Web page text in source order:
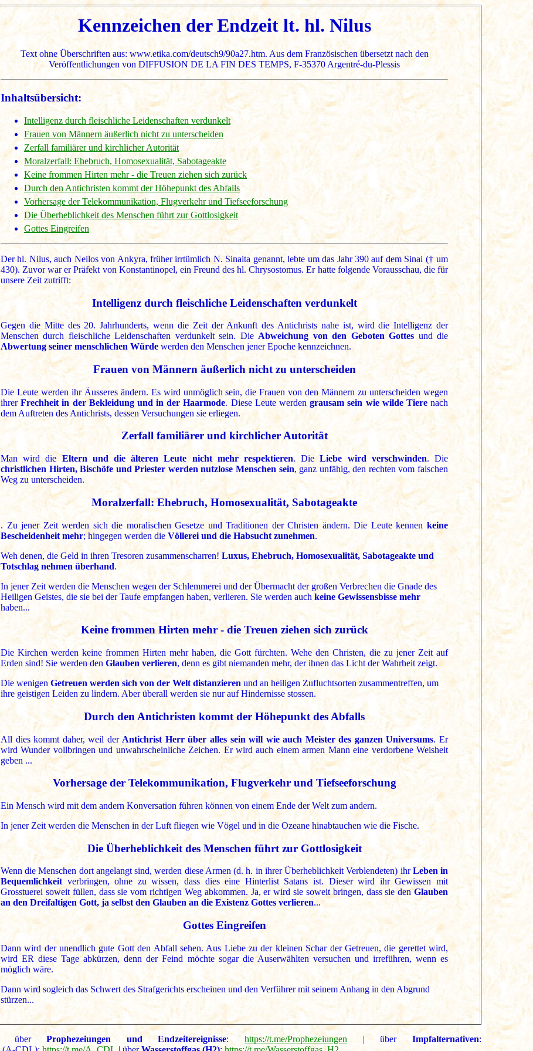
Kennzeichen der Endzeit lt. hl. Nilus
Text ohne Überschriften aus: www.etika.com/deutsch9/90a27.htm. Aus dem Französischen übersetzt nach den
Veröffentlichungen von DIFFUSION DE LA FIN DES TEMPS, F-35370 Argentré-du-Plessis
Inhaltsübersicht:
Intelligenz durch fleischliche Leidenschaften verdunkelt
Frauen von Männern äußerlich nicht zu unterscheiden
Zerfall familiärer und kirchlicher Autorität
Moralzerfall: Ehebruch, Homosexualität, Sabotageakte
Keine frommen Hirten mehr - die Treuen ziehen sich zurück
Durch den Antichristen kommt der Höhepunkt des Abfalls
Vorhersage der Telekommunikation, Flugverkehr und Tiefseeforschung
Die Überheblichkeit des Menschen führt zur Gottlosigkeit
Gottes Eingreifen
Der hl. Nilus, auch Neilos von Ankyra, früher irrtümlich N. Sinaita genannt, lebte um das Jahr 390 auf dem Sinai († um
430). Zuvor war er Präfekt von Konstantinopel, ein Freund des hl. Chrysostomus. Er hatte folgende Vorausschau, die für
unsere Zeit zutrifft:
Intelligenz durch fleischliche Leidenschaften verdunkelt
Gegen die Mitte des 20. Jahrhunderts, wenn die Zeit der Ankunft des Antichrists nahe ist, wird die Intelligenz der
Menschen durch fleischliche Leidenschaften verdunkelt sein. Die Abweichung von den Geboten Gottesund die
Abwertung seiner menschlichen Würde werden den Menschen jener Epoche kennzeichnen.
Frauen von Männern äußerlich nicht zu unterscheiden
Die Leute werden ihr Äusseres ändern. Es wird unmöglich sein, die Frauen von den Männern zu unterscheiden wegen
ihrerFrechheit in der Bekleidung und in der Haarmode. Diese Leute werdengrausam sein wie wilde Tierenach
dem Auftreten des Antichrists, dessen Versuchungen sie erliegen.
Zerfall familiärer und kirchlicher Autorität
Man wird dieEltern und die älteren Leute nicht mehr respektieren. DieLiebe wird verschwinden. Die
christlichen Hirten, Bischöfe und Priester werden nutzlose Menschen sein, ganz unfähig, den rechten vom falschen
Weg zu unterscheiden.
Moralzerfall: Ehebruch, Homosexualität, Sabotageakte
. Zu jener Zeit werden sich die moralischen Gesetze und Traditionen der Christen ändern. Die Leute kennen keine
Bescheidenheit mehr; hingegen werden die Völlerei und die Habsucht zunehmen.
Weh denen, die Geld in ihren Tresoren zusammenscharren!Luxus, Ehebruch, Homosexualität, Sabotageakte und
Totschlag nehmen überhand.
In jener Zeit werden die Menschen wegen der Schlemmerei und der Übermacht der großen Verbrechen die Gnade des
Heiligen Geistes, die sie bei der Taufe empfangen haben, verlieren. Sie werden auch keine Gewissensbisse mehr
haben...
Keine frommen Hirten mehr - die Treuen ziehen sich zurück
Die Kirchen werden keine frommen Hirten mehr haben, die Gott fürchten. Wehe den Christen, die zu jener Zeit auf
Erden sind! Sie werden den Glauben verlieren, denn es gibt niemanden mehr, der ihnen das Licht der Wahrheit zeigt.
Die wenigen Getreuen werden sich von der Welt distanzierenund an heiligen Zufluchtsorten zusammentreffen, um
ihre geistigen Leiden zu lindern. Aber überall werden sie nur auf Hindernisse stossen.
Durch den Antichristen kommt der Höhepunkt des Abfalls
All dies kommt daher, weil der Antichrist Herr über alles sein will wie auch Meister des ganzen Universums. Er
wird Wunder vollbringen und unwahrscheinliche Zeichen. Er wird auch einem armen Mann eine verdorbene Weisheit
geben ...
Vorhersage der Telekommunikation, Flugverkehr und Tiefseeforschung
Ein Mensch wird mit dem andern Konversation führen können von einem Ende der Welt zum andern.
In jener Zeit werden die Menschen in der Luft fliegen wie Vögel und in die Ozeane hinabtauchen wie die Fische.
Die Überheblichkeit des Menschen führt zur Gottlosigkeit
Wenn die Menschen dort angelangt sind, werden diese Armen (d. h. in ihrer Überheblichkeit Verblendeten) ihrLeben in
Bequemlichkeit verbringen, ohne zu wissen, dass dies eine Hinterlist Satans ist. Dieser wird ihr Gewissen mit
Grosstuerei soweit füllen, dass sie vom richtigen Weg abkommen. Ja, er wird sie soweit bringen, dass sie denGlauben
an den Dreifaltigen Gott, ja selbst den Glauben an die Existenz Gottes verlieren...
Gottes Eingreifen
Dann wird der unendlich gute Gott den Abfall sehen. Aus Liebe zu der kleinen Schar der Getreuen, die gerettet wird,
wird ER diese Tage abkürzen, denn der Feind möchte sogar die Auserwählten versuchen und irreführen, wenn es
möglich wäre.
Dann wird sogleich das Schwert des Strafgerichts erscheinen und den Verführer mit seinem Anhang in den Abgrund
stürzen...
überProphezeiungen und Endzeitereignisse:https://t.me/Prophezeiungen | überImpfalternativen: